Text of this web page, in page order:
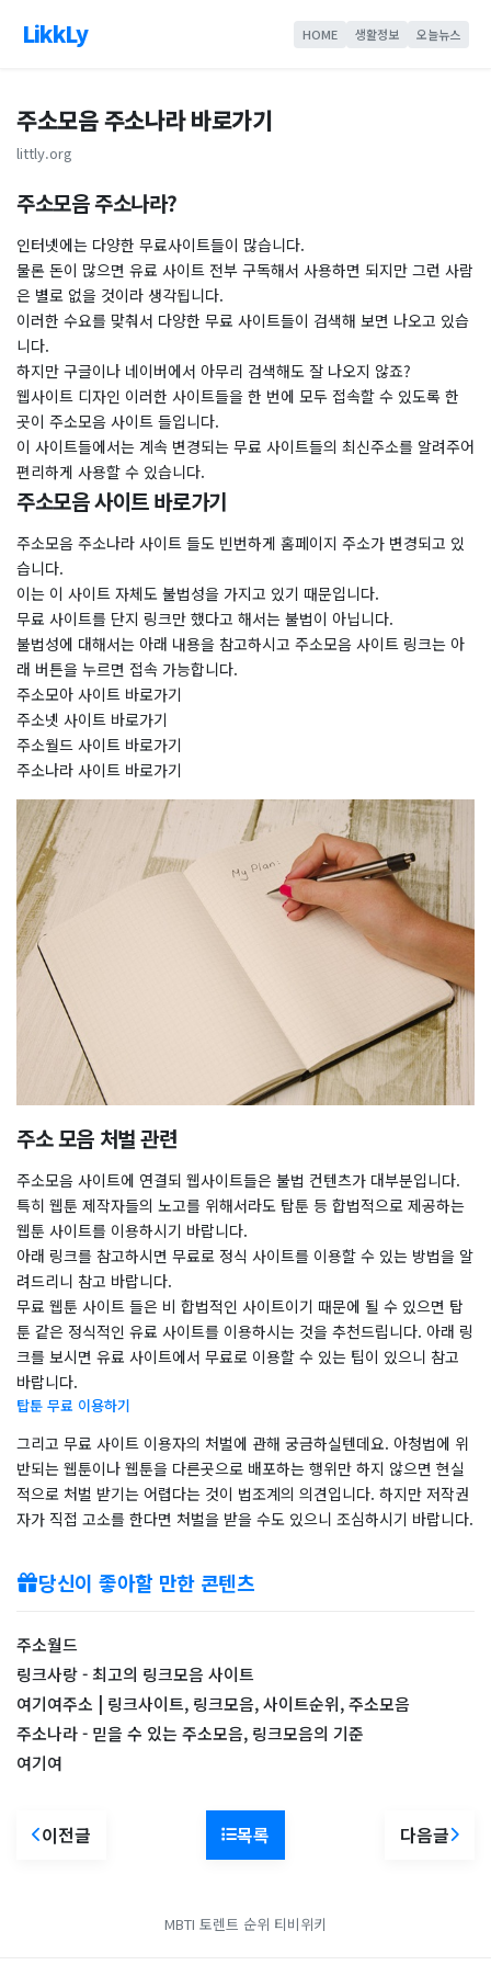
LikkLy HOME 생활정보 오늘뉴스
주소모음 주소나라 바로가기
littly.org
주소모음 주소나라?
인터넷에는 다양한 무료사이트들이 많습니다.
물론 돈이 많으면 유료 사이트 전부 구독해서 사용하면 되지만 그런 사람
은 별로 없을 것이라 생각됩니다.
이러한 수요를 맞춰서 다양한 무료 사이트들이 검색해 보면 나오고 있습
니다.
하지만 구글이나 네이버에서 아무리 검색해도 잘 나오지 않죠?
웹사이트 디자인 이러한 사이트들을 한 번에 모두 접속할 수 있도록 한
곳이 주소모음 사이트 들입니다.
이 사이트들에서는 계속 변경되는 무료 사이트들의 최신주소를 알려주어
편리하게 사용할 수 있습니다.
주소모음 사이트 바로가기
주소모음 주소나라 사이트 들도 빈번하게 홈페이지 주소가 변경되고 있
습니다.
이는 이 사이트 자체도 불법성을 가지고 있기 때문입니다.
무료 사이트를 단지 링크만 했다고 해서는 불법이 아닙니다.
불법성에 대해서는 아래 내용을 참고하시고 주소모음 사이트 링크는 아
래 버튼을 누르면 접속 가능합니다.
주소모아 사이트 바로가기
주소넷 사이트 바로가기
주소월드 사이트 바로가기
주소나라 사이트 바로가기
주소 모음 처벌 관련
주소모음 사이트에 연결되 웹사이트들은 불법 컨텐츠가 대부분입니다.
특히 웹툰 제작자들의 노고를 위해서라도 탑툰 등 합법적으로 제공하는
웹툰 사이트를 이용하시기 바랍니다.
아래 링크를 참고하시면 무료로 정식 사이트를 이용할 수 있는 방법을 알
려드리니 참고 바랍니다.
무료 웹툰 사이트 들은 비 합법적인 사이트이기 때문에 될 수 있으면 탑
툰 같은 정식적인 유료 사이트를 이용하시는 것을 추천드립니다. 아래 링
크를 보시면 유료 사이트에서 무료로 이용할 수 있는 팁이 있으니 참고
바랍니다.
탑툰 무료 이용하기
그리고 무료 사이트 이용자의 처벌에 관해 궁금하실텐데요. 아청법에 위
반되는 웹툰이나 웹툰을 다른곳으로 배포하는 행위만 하지 않으면 현실
적으로 처벌 받기는 어렵다는 것이 법조계의 의견입니다. 하지만 저작권
자가 직접 고소를 한다면 처벌을 받을 수도 있으니 조심하시기 바랍니다.
당신이 좋아할 만한 콘텐츠
주소월드
링크사랑 - 최고의 링크모음 사이트
여기여주소 | 링크사이트, 링크모음, 사이트순위, 주소모음
주소나라 - 믿을 수 있는 주소모음, 링크모음의 기준
여기여
이전글 목록 다음글
MBTI 토렌트 순위 티비위키